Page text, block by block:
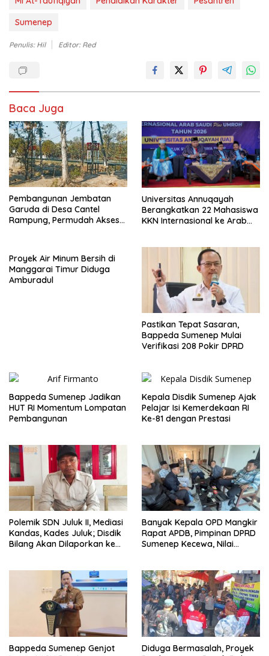
Sumenep
Penulis: Hil Editor: Red
Baca Juga
Pembangunan Jembatan
Garuda di Desa Cantel
Rampung, Permudah Akses
Universitas Annuqayah
Berangkatkan 22 Mahasiswa
KKN Internasional ke Arab
Proyek Air Minum Bersih di
Manggarai Timur Diduga
Amburadul
Pastikan Tepat Sasaran,
Bappeda Sumenep Mulai
Verifikasi 208 Pokir DPRD
Bappeda Sumenep Jadikan
HUT RI Momentum Lompatan
Pembangunan
Kepala Disdik Sumenep Ajak
Pelajar Isi Kemerdekaan RI
Ke-81 dengan Prestasi
Polemik SDN Juluk II, Mediasi
Kandas, Kades Juluk; Disdik
Bilang Akan Dilaporkan ke
Banyak Kepala OPD Mangkir
Rapat APDB, Pimpinan DPRD
Sumenep Kecewa, Nilai
Bappeda Sumenep Genjot
Diduga Bermasalah, Proyek